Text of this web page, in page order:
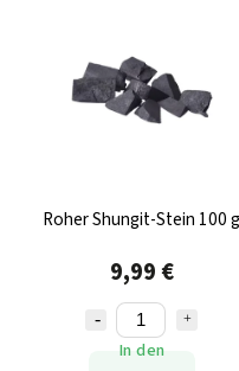
Meistverkauft
Alphabetisch
Roher Shungit-Stein 100 g
9,99 €
In den